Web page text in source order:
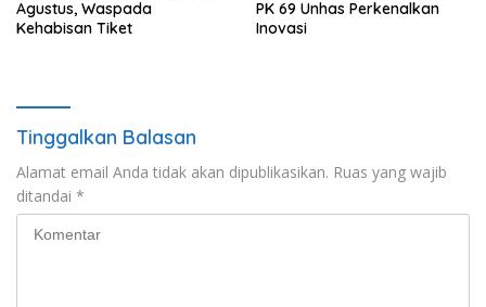
Agustus, Waspada
Kehabisan Tiket
PK 69 Unhas Perkenalkan
Inovasi
Tinggalkan Balasan
Alamat email Anda tidak akan dipublikasikan. Ruas yang wajib
ditandai *